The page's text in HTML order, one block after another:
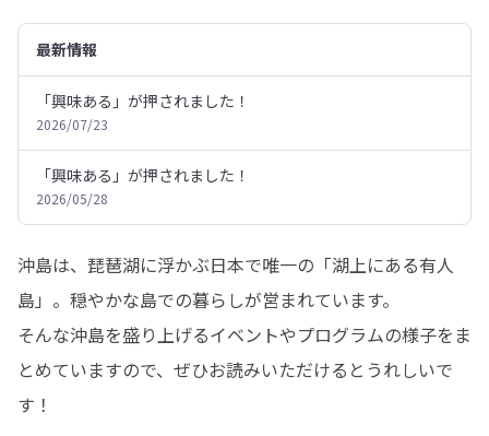
最新情報
「興味ある」が押されました！
2026/07/23
「興味ある」が押されました！
2026/05/28
沖島は、琵琶湖に浮かぶ日本で唯一の「湖上にある有人
島」。穏やかな島での暮らしが営まれています。
そんな沖島を盛り上げるイベントやプログラムの様子をま
とめていますので、ぜひお読みいただけるとうれしいで
す！